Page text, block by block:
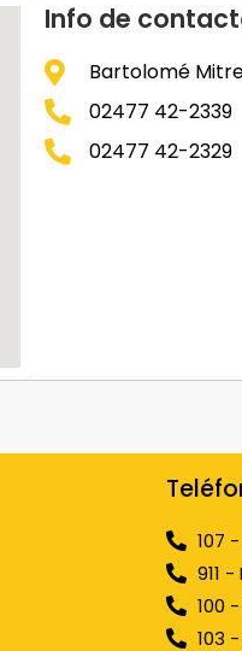
Info de
Bartolomé
02477 42-2339
02477 42-2329
107
911
100
103